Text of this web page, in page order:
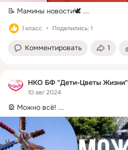
📝 Мамины новости🕊 ...
1 класс Поделились: 1
Комментировать 1
НКО БФ "Дети-Цветы Жизни"
10 авг 2024
🎡 Можно всё! ...